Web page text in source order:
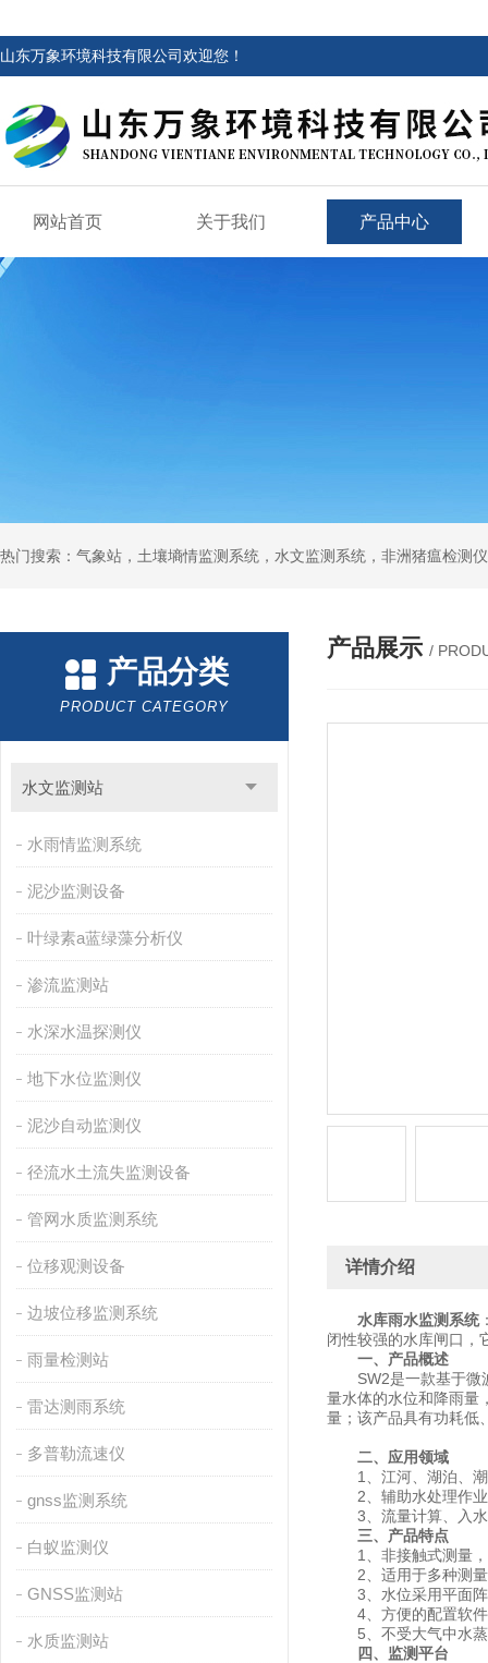
山东万象环境科技有限公司欢迎您！
网站首页 关于我们 产品中心
热门搜索：气象站，土壤墒情监测系统，水文监测系统，非洲猪瘟检测
产品分类
PRODUCT CATEGORY
水文监测站
水雨情监测系统
泥沙监测设备
叶绿素a蓝绿藻分析仪
渗流监测站
水深水温探测仪
地下水位监测仪
泥沙自动监测仪
径流水土流失监测设备
管网水质监测系统
位移观测设备
边坡位移监测系统
雨量检测站
雷达测雨系统
多普勒流速仪
gnss监测系统
白蚁监测仪
GNSS监测站
水质监测站
产品展示 /
详情介绍
水库雨水监测系统
闭性较强的水库闸口，
一、产品概述
SW2是一款基于微波
量水体的水位和降雨量
量；该产品具有功耗低
二、应用领域
1、江河、湖泊、潮
2、辅助水处理作业
3、流量计算、入水
三、产品特点
1、非接触式测量，
2、适用于多种测量
3、水位采用平面阵
4、方便的配置软件
5、不受大气中水蒸
四、监测平台